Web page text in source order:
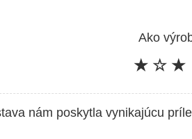
Ako
★ ☆ ★
nám poskytla vynikajúcu